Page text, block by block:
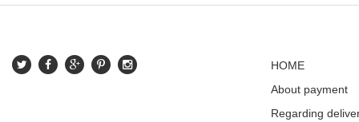
HOME
About payment
Regarding